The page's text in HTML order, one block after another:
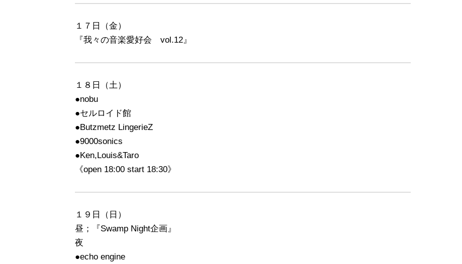
１７日（金）
『我々の音楽愛好会 vol.12』
１８日（土）
●nobu
●セルロイド館
●Butzmetz LingerieZ
●9000sonics
●Ken,Louis&Taro
《open 18:00 start 18:30》
１９日（日）
昼；『Swamp Night企画』
夜
●echo engine